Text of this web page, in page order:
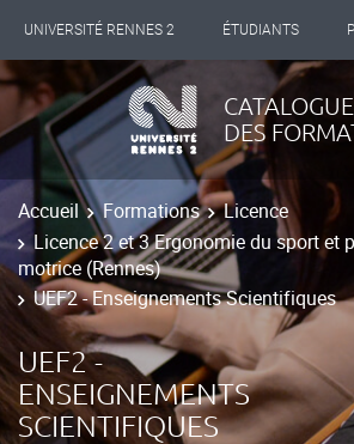
UNIVERSITÉ RENNES 2 ÉTUDIANTS
INTERNATIONAL PROFESSIONNELS
LES NOUVELLES DE RENNES 2
CATALOGUE
DES
Accueil Formations
Licence
Licence 2 et 3 Ergonomie du sport et
motrice (Rennes)
UEF2 - Enseignements Scientifiques
UEF2 -
ENSEIGNEMENTS
SCIENTIFIQUES